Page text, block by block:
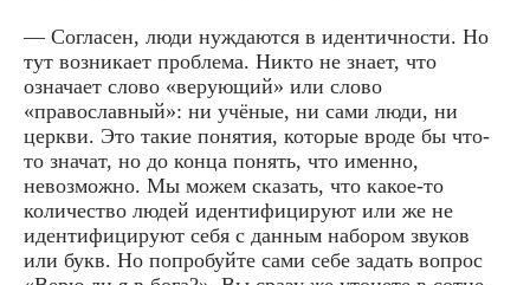
— Согласен, люди нуждаются в идентичности. Но
тут возникает проблема. Никто не знает, что
означает слово «верующий» или слово
«православный»: ни учёные, ни сами люди, ни
церкви. Это такие понятия, которые вроде бы что-
то значат, но до конца понять, что именно,
невозможно. Мы можем сказать, что какое-то
количество людей идентифицируют или же не
идентифицируют себя с данным набором звуков
или букв. Но попробуйте сами себе задать вопрос